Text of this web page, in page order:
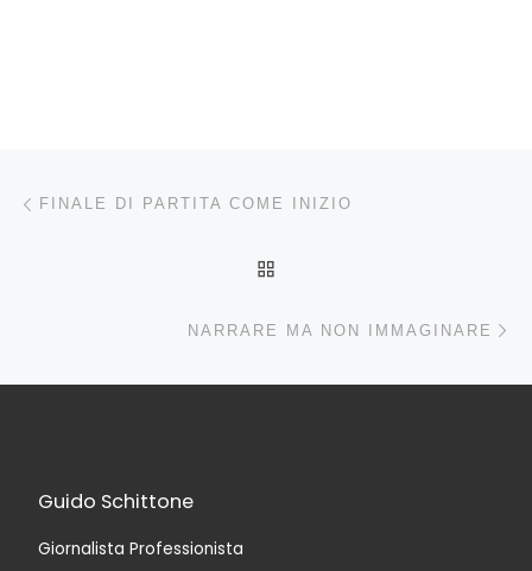
Navigazione articoli
FINALE DI PARTITA COME INIZIO
NARRARE MA NON IMMAGINARE
Guido Schittone
Giornalista Professionista